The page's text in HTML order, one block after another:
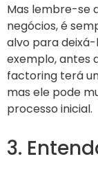
Mas lembre-se
negócios, é
alvo para
exemplo, antes
factoring terá
mas ele pode
processo inicial.
3.